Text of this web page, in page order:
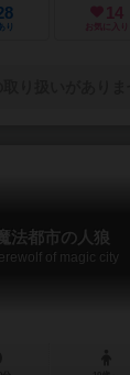
り
14
お気に入り
魔法都市の人狼
of magic city